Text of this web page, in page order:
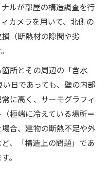
ルが部屋の構造調査を行
カメラを用いて、北側の
（断熱材の隙間や劣
所とその周辺の「含水
日であっても、壁の内部
に高く、サーモグラフィ
極端に冷えている場所＝
合、建物の断熱不足や外
、「構造上の問題」であ
。